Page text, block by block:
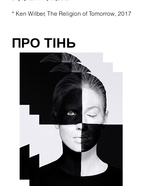
* Ken Wilber, The Religion of Tomorrow, 2017
ПРО ТІНЬ